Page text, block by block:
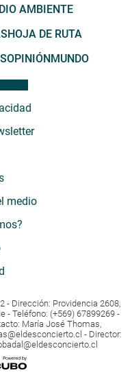
AMBIENTE
HOJA DE RUTA
OPINIÓNMUNDO
medio
- Dirección: Providencia 2608,
- Teléfono: (+569) 67899269 -
María José Thomas,
- Director: